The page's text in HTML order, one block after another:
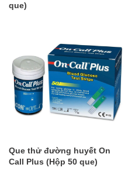
que)
Que thử đường huyết On
Call Plus (Hộp 50 que)